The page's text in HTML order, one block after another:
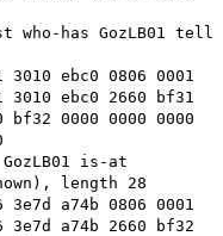
who-has GozLB01 tell
ebc0 0806 0001
3010 ebc0 2660 bf31
bf32 0000 0000 0000
is-at
length 28
a74b 0806 0001
3e7d a74b 2660 bf32